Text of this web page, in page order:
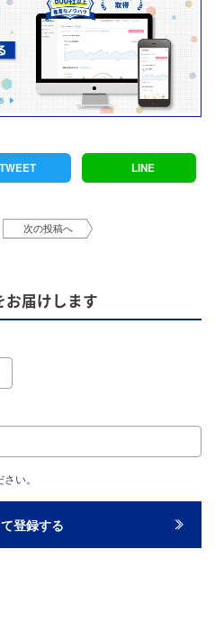
TWEET LINE
次の投稿へ
お届けします
い。